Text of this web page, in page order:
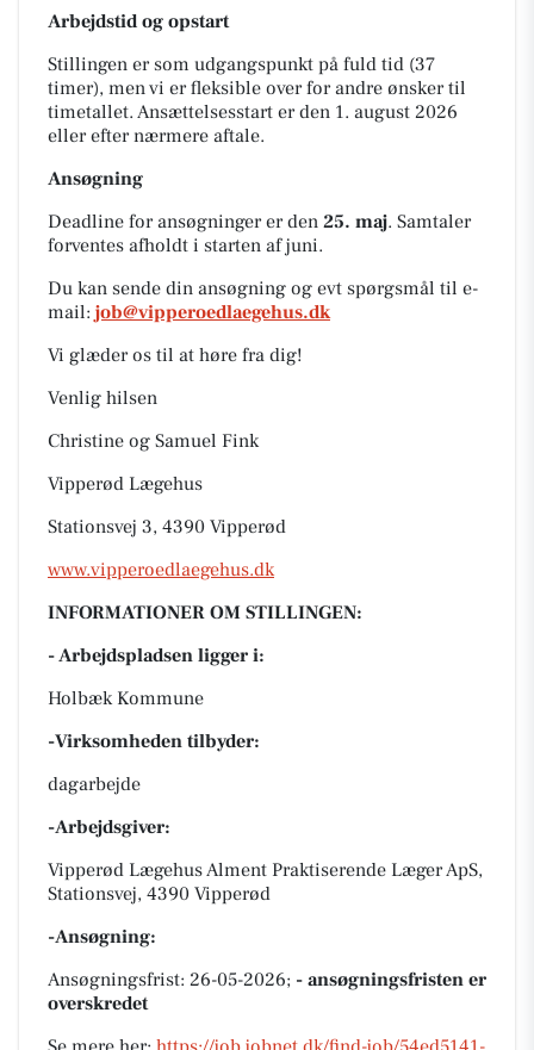
Arbejdstid og opstart
Stillingen er som udgangspunkt på fuld tid (37
timer), men vi er fleksible over for andre ønsker til
timetallet. Ansættelsesstart er den 1. august 2026
eller efter nærmere aftale.
Ansøgning
Deadline for ansøgninger er den 25. maj. Samtaler
forventes afholdt i starten af juni.
Du kan sende din ansøgning og evt spørgsmål til e-
mail: job@vipperoedlaegehus.dk
Vi glæder os til at høre fra dig!
Venlig hilsen
Christine og Samuel Fink
Vipperød Lægehus
Stationsvej 3, 4390 Vipperød
www.vipperoedlaegehus.dk
INFORMATIONER OM STILLINGEN:
- Arbejdspladsen ligger i:
Holbæk Kommune
-Virksomheden tilbyder:
dagarbejde
-Arbejdsgiver:
Vipperød Lægehus Alment Praktiserende Læger ApS,
Stationsvej, 4390 Vipperød
-Ansøgning:
Ansøgningsfrist: 26-05-2026; - ansøgningsfristen er
overskredet